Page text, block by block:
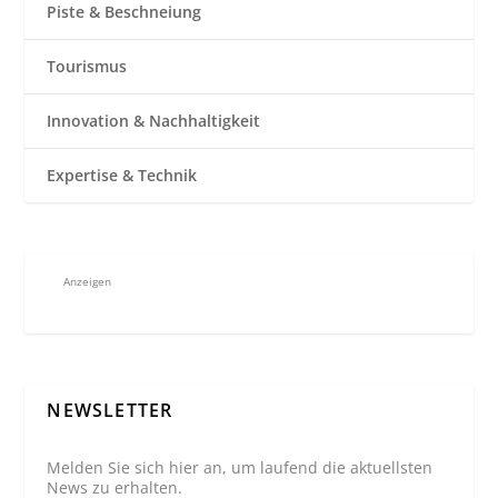
Piste & Beschneiung
Tourismus
Innovation & Nachhaltigkeit
Expertise & Technik
Anzeigen
NEWSLETTER
Melden Sie sich hier an, um laufend die aktuellsten
News zu erhalten.